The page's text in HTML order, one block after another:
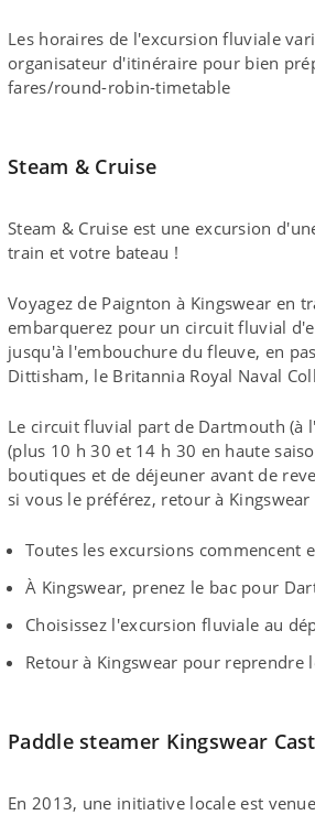
Les horaires de l'excursion fluviale
organisateur d'itinéraire pour bien
fares/round-robin-timetable
Steam & Cruise
Steam & Cruise est une excursion
train et votre bateau !
Voyagez de Paignton à Kingswear en
embarquerez pour un circuit fluvial
jusqu'à l'embouchure du fleuve, en
Dittisham, le Britannia Royal Naval
Le circuit fluvial part de Dartmouth (à
(plus 10 h 30 et 14 h 30 en haute
boutiques et de déjeuner avant de
si vous le préférez, retour à
Toutes les excursions commencent
À Kingswear, prenez le bac pour
Choisissez l'excursion fluviale au
Retour à Kingswear pour reprendre
Paddle steamer Kingswear
En 2013, une initiative locale est